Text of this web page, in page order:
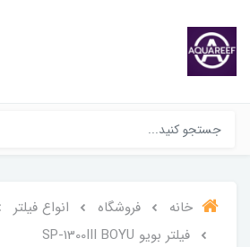
خانه فروشگاه انواع فیلتر
فیلتر بویو SP-1300III BOYU